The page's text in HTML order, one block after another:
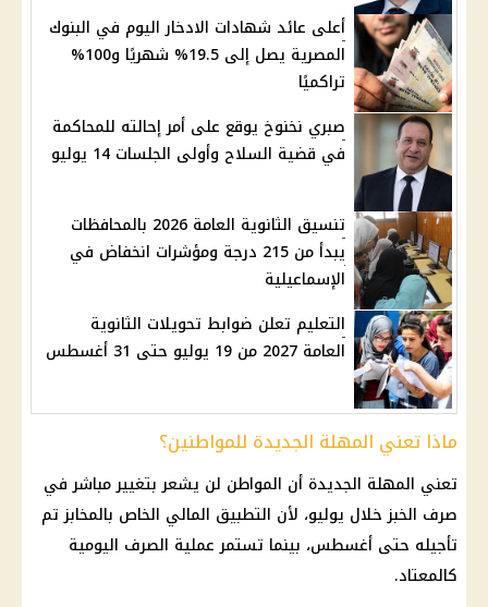
أعلى عائد شهادات الادخار اليوم في البنوك
المصرية يصل إلى 19.5% شهريًا و100%
تراكميًا
صبري نخنوخ يوقع على أمر إحالته للمحاكمة
في قضية السلاح وأولى الجلسات 14 يوليو
تنسيق الثانوية العامة 2026 بالمحافظات
يبدأ من 215 درجة ومؤشرات انخفاض في
الإسماعيلية
التعليم تعلن ضوابط تحويلات الثانوية
العامة 2027 من 19 يوليو حتى 31 أغسطس
ماذا تعني المهلة الجديدة للمواطنين؟
تعني المهلة الجديدة أن المواطن لن يشعر بتغيير مباشر في
صرف الخبزخلال يوليو، لأن التطبيق المالي الخاص بالمخابز تم
تأجيله حتى أغسطس، بينما تستمر عملية الصرف اليومية
كالمعتاد.